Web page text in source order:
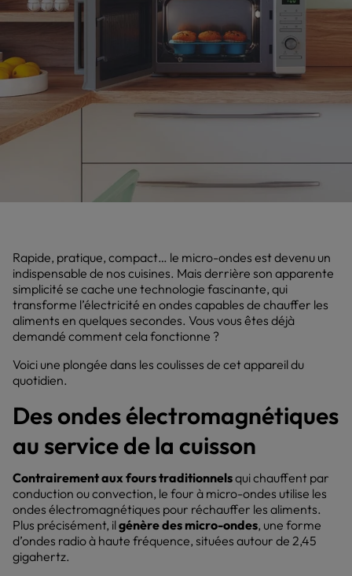
Rapide, pratique, compact… le micro-ondes est devenu un
indispensable de nos cuisines. Mais derrière son apparente
simplicité se cache une technologie fascinante, qui
transforme l’électricité en ondes capables de chauffer les
aliments en quelques secondes. Vous vous êtes déjà
demandé comment cela fonctionne ?
Voici une plongée dans les coulisses de cet appareil du
quotidien.
Des ondes électromagnétiques
au service de la cuisson
Contrairement aux fours traditionnelsqui chauffent par
conduction ou convection, le four à micro-ondes utilise les
ondes électromagnétiques pour réchauffer les aliments.
Plus précisément, ilgénère des micro-ondes, une forme
d’ondes radio à haute fréquence, situées autour de 2,45
gigahertz.